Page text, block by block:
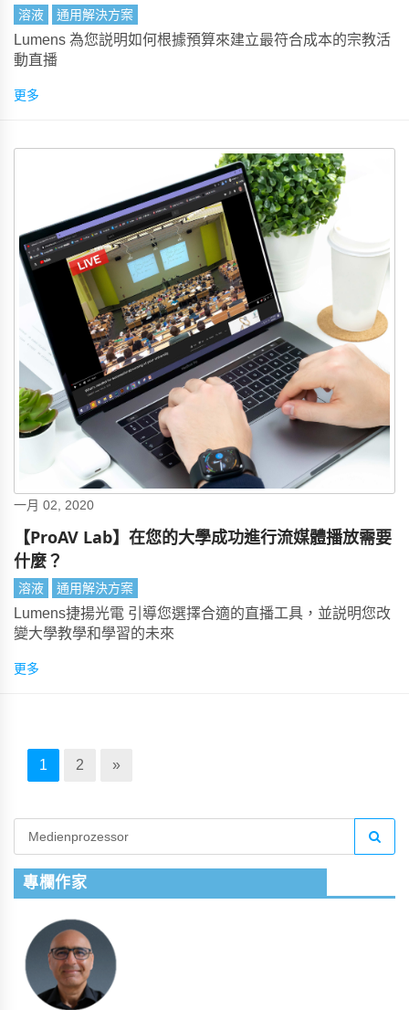
溶液 通用解決方案
Lumens 為您説明如何根據預算來建立最符合成本的宗教活
動直播
更多
一月 02, 2020
【ProAV Lab】在您的大學成功進行流媒體播放需要
什麼？
溶液 通用解決方案
Lumens捷揚光電 引導您選擇合適的直播工具，並説明您改
變大學教學和學習的未來
更多
1 2 »
專欄作家